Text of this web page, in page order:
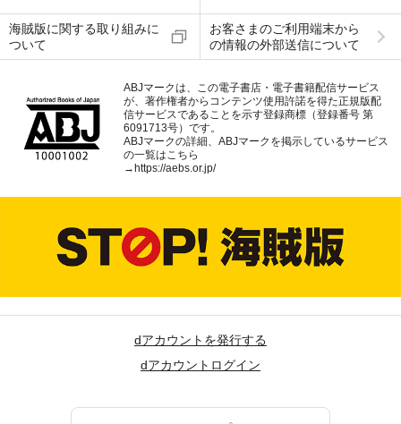
海賊版に関する取り組みに
ついて
お客さまのご利用端末から
の情報の外部送信について
ABJマークは、この電子書店・電子書籍配信サービス
が、著作権者からコンテンツ使用許諾を得た正規版配
信サービスであることを示す登録商標（登録番号 第
6091713号）です。
ABJマークの詳細、ABJマークを掲示しているサービス
の一覧はこちら
→ https://aebs.or.jp/
dアカウントを発行する
dアカウントログイン